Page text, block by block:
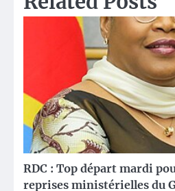
RDC : Top départ mardi
reprises ministérielles du